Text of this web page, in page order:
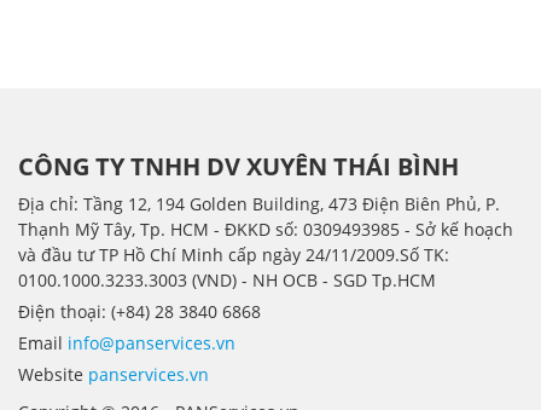
CÔNG TY TNHH DV XUYÊN THÁI BÌNH
Địa chỉ: Tầng 12, 194 Golden Building, 473 Điện Biên Phủ, P.
Thạnh Mỹ Tây, Tp. HCM - ÐKKD số: 0309493985 - Sở kế hoạch
và đầu tư TP Hồ Chí Minh cấp ngày 24/11/2009.Số TK:
0100.1000.3233.3003 (VND) - NH OCB - SGD Tp.HCM
Điện thoại: (+84) 28 3840 6868
Email info@panservices.vn
Website panservices.vn